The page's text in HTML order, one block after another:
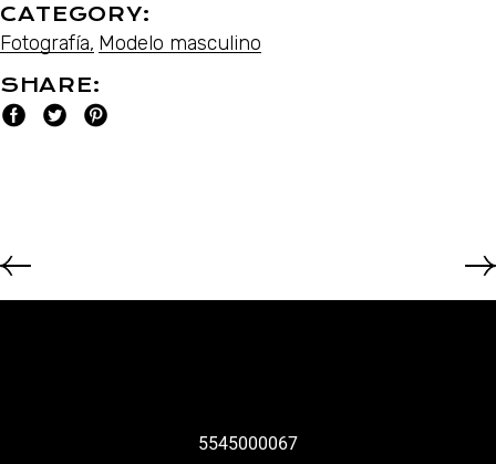
CATEGORY:
Fotografía Modelo masculino
SHARE:
5545000067